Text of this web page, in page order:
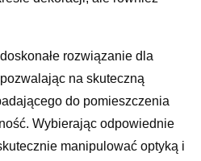
rozwiązanie dla
na skuteczną
do pomieszczenia
Wybierając odpowiednie
manipulować optyką i